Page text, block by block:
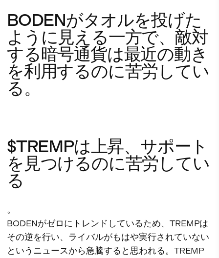
BODENがタオルを投げた
ように見える一方で、敵対
する暗号通貨は最近の動き
を利用するのに苦労してい
る。
$TREMPは上昇、サポート
を見つけるのに苦労してい
る
。
BODENがゼロにトレンドしているため、TREMPは
その逆を行い、ライバルがもはや実行されていない
というニュースから急騰すると思われる。TREMP